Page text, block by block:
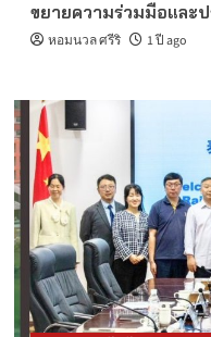
ขยายความร่วมมือและ
หอมนวล ศรีริ 1 ปี ago